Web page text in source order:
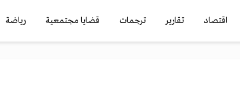
اقتصاد تقارير ترجمات قضايا مجتمعية رياضة